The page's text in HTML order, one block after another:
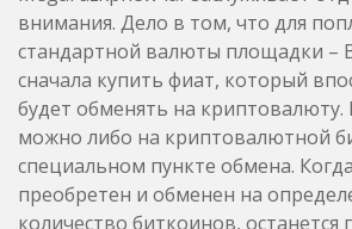
внимания. Дело в том, что для
стандартной валюты площадки –
сначала купить фиат, который
будет обменять на криптовалюту.
можно либо на криптовалютной
специальном пункте обмена.
преобретен и обменен на
количество биткоинов, останется